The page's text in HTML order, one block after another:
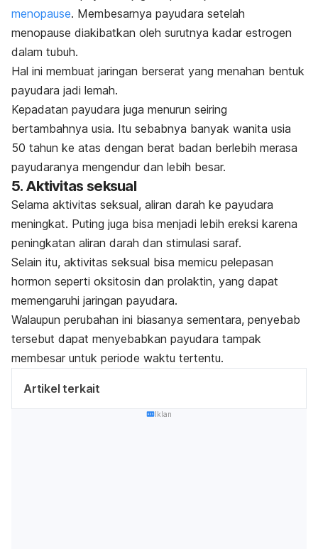
menopause. Membesarnya payudara setelah
menopause diakibatkan oleh surutnya kadar estrogen
dalam tubuh.
Hal ini membuat jaringan berserat yang menahan bentuk
payudara jadi lemah.
Kepadatan payudara juga menurun seiring
bertambahnya usia. Itu sebabnya banyak wanita usia
50 tahun ke atas dengan berat badan berlebih merasa
payudaranya mengendur dan lebih besar.
5. Aktivitas seksual
Selama aktivitas seksual, aliran darah ke payudara
meningkat. Puting juga bisa menjadi lebih ereksi karena
peningkatan aliran darah dan stimulasi saraf.
Selain itu, aktivitas seksual bisa memicu pelepasan
hormon seperti oksitosin dan prolaktin, yang dapat
memengaruhi jaringan payudara.
Walaupun perubahan ini biasanya sementara, penyebab
tersebut dapat menyebabkan payudara tampak
membesar untuk periode waktu tertentu.
Artikel terkait
Iklan